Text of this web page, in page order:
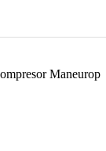
Maneurop